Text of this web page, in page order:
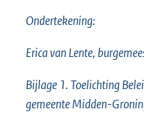
Ondertekening:
Erica van Lente,
Bijlage 1. Toelichting
gemeente Midden-